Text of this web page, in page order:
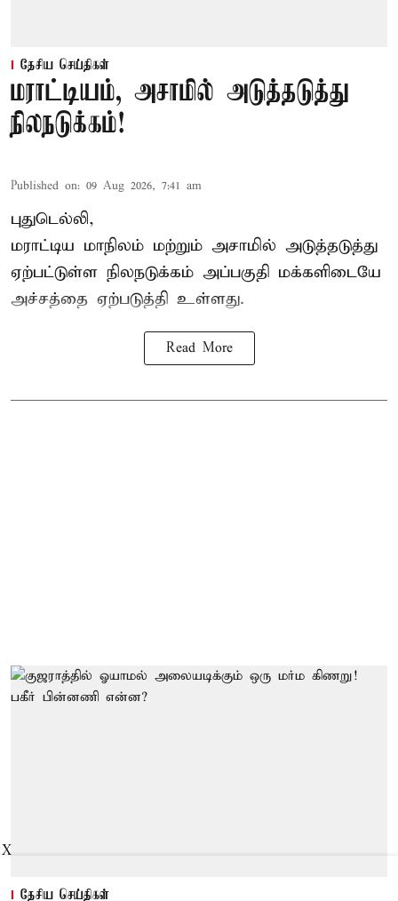
தேசிய செய்திகள்
மராட்டியம், அசாமில் அடுத்தடுத்து
நிலநடுக்கம்!
Published on: 09 Aug 2026, 7:41 am
புதுடெல்லி,
மராட்டிய மாநிலம் மற்றும் அசாமில் அடுத்தடுத்து
ஏற்பட்டுள்ள நிலநடுக்கம் அப்பகுதி மக்களிடையே
அச்சத்தை ஏற்படுத்தி உள்ளது.
Read More
தேசிய செய்திகள்
X